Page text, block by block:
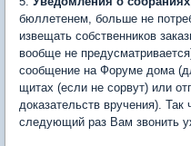
бюллетенем, больше не
извещать собственников
вообще не
сообщение на Форуме дома
щитах (если не сорвут) или
доказательств вручения).
следующий раз Вам звонить